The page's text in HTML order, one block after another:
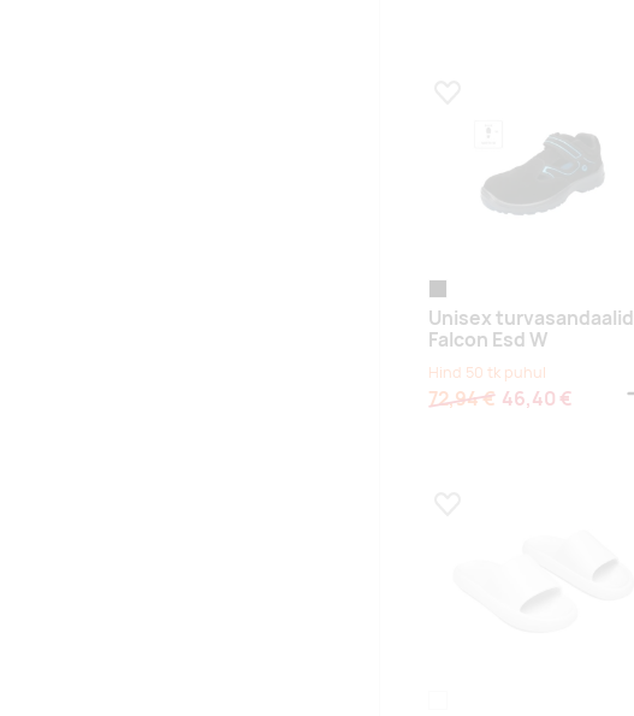
Unisex turvasandaalid
Falcon Esd W
Hind 50 tk puhul
72,94 € 46,40 €